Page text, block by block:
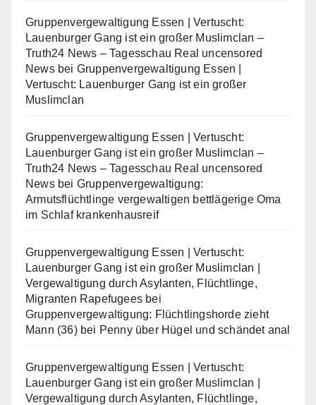
Gruppenvergewaltigung Essen | Vertuscht:
Lauenburger Gang ist ein großer Muslimclan –
Truth24 News – Tagesschau Real uncensored
Newsbei Gruppenvergewaltigung Essen |
Vertuscht: Lauenburger Gang ist ein großer
Muslimclan
Gruppenvergewaltigung Essen | Vertuscht:
Lauenburger Gang ist ein großer Muslimclan –
Truth24 News – Tagesschau Real uncensored
Newsbei Gruppenvergewaltigung:
Armutsflüchtlinge vergewaltigen bettlägerige Oma
im Schlaf krankenhausreif
Gruppenvergewaltigung Essen | Vertuscht:
Lauenburger Gang ist ein großer Muslimclan |
Vergewaltigung durch Asylanten, Flüchtlinge,
Migranten Rapefugees bei
Gruppenvergewaltigung: Flüchtlingshorde zieht
Mann (36) bei Penny über Hügel und schändet anal
Gruppenvergewaltigung Essen | Vertuscht:
Lauenburger Gang ist ein großer Muslimclan |
Vergewaltigung durch Asylanten, Flüchtlinge,